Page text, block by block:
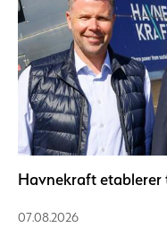
Havnekraft etablerer
07.08.2026